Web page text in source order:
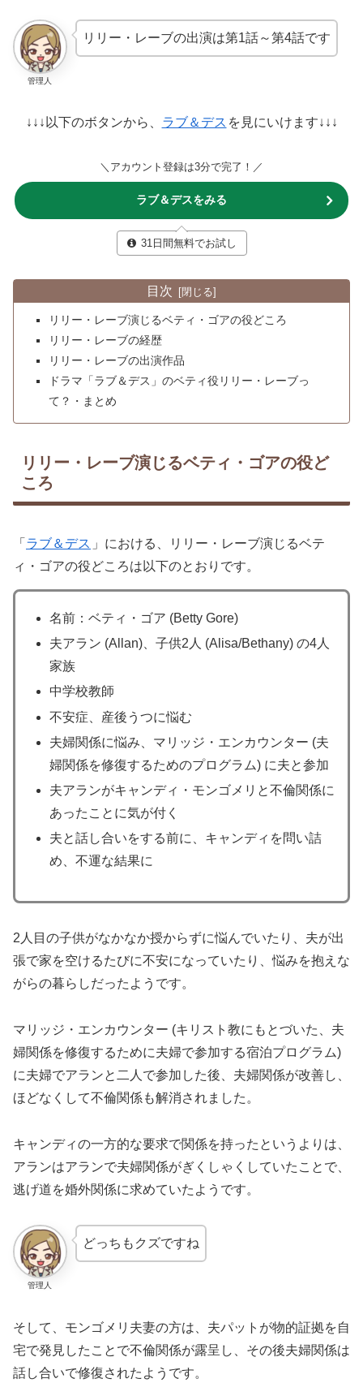
管理人
リリー・レーブの出演は第1話～第4話です
↓↓↓以下のボタンから、 ラブ＆デス を見にいけます↓↓↓
＼アカウント登録は3分で完了！／
ラブ＆デスをみる
31日間無料でお試し
目次
リリー・レーブ演じるベティ・ゴアの役どころ
リリー・レーブの経歴
リリー・レーブの出演作品
ドラマ「ラブ＆デス」のベティ役リリー・レーブっ
て？・まとめ
リリー・レーブ演じるベティ・ゴアの役ど
ころ
「 ラブ＆デス 」における、リリー・レーブ演じるベテ
ィ・ゴアの役どころは以下のとおりです。
名前：ベティ・ゴア (Betty Gore)
夫アラン (Allan)、子供2人 (Alisa/Bethany) の4人
家族
中学校教師
不安症、産後うつに悩む
夫婦関係に悩み、マリッジ・エンカウンター (夫
婦関係を修復するためのプログラム) に夫と参加
夫アランがキャンディ・モンゴメリと不倫関係に
あったことに気が付く
夫と話し合いをする前に、キャンディを問い詰
め、不運な結果に
2人目の子供がなかなか授からずに悩んでいたり、夫が出
張で家を空けるたびに不安になっていたり、悩みを抱えな
がらの暮らしだったようです。
マリッジ・エンカウンター (キリスト教にもとづいた、夫
婦関係を修復するために夫婦で参加する宿泊プログラム)
に夫婦でアランと二人で参加した後、夫婦関係が改善し、
ほどなくして不倫関係も解消されました。
キャンディの一方的な要求で関係を持ったというよりは、
アランはアランで夫婦関係がぎくしゃくしていたことで、
逃げ道を婚外関係に求めていたようです。
管理人
どっちもクズですね
そして、モンゴメリ夫妻の方は、夫パットが物的証拠を自
宅で発見したことで不倫関係が露呈し、その後夫婦関係は
話し合いで修復されたようです。